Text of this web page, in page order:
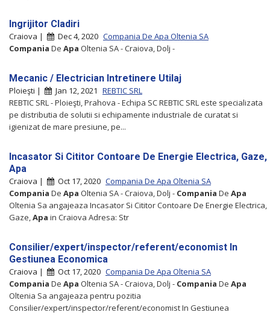
Ingrijitor Cladiri
Craiova | Dec 4, 2020 Compania De Apa Oltenia SA
Compania De Apa Oltenia SA - Craiova, Dolj -
Mecanic / Electrician Intretinere Utilaj
Ploieşti | Jan 12, 2021 REBTIC SRL
REBTIC SRL - Ploieşti, Prahova - Echipa SC REBTIC SRL este specializata
pe distributia de solutii si echipamente industriale de curatat si
igienizat de mare presiune, pe...
Incasator Si Cititor Contoare De Energie Electrica, Gaze,
Apa
Craiova | Oct 17, 2020 Compania De Apa Oltenia SA
Compania De Apa Oltenia SA - Craiova, Dolj - Compania De Apa
Oltenia Sa angajeaza Incasator Si Cititor Contoare De Energie Electrica,
Gaze, Apa in Craiova Adresa: Str
Consilier/expert/inspector/referent/economist In
Gestiunea Economica
Craiova | Oct 17, 2020 Compania De Apa Oltenia SA
Compania De Apa Oltenia SA - Craiova, Dolj - Compania De Apa
Oltenia Sa angajeaza pentru pozitia
Consilier/expert/inspector/referent/economist In Gestiunea